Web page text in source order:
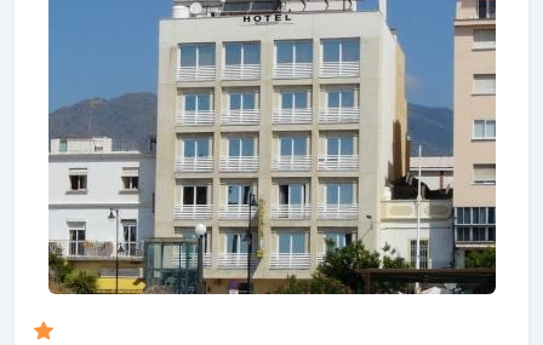
Hospederia V Centenario pilihan yang sempurna
sebagai tempat menginap Anda di Estepona.